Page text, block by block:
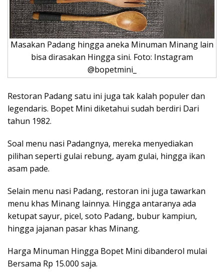
Masakan Padang hingga aneka Minuman Minang lain
bisa dirasakan Hingga sini. Foto: Instagram
@bopetmini_
Restoran Padang satu ini juga tak kalah populer dan
legendaris. Bopet Mini diketahui sudah berdiri Dari
tahun 1982.
Soal menu nasi Padangnya, mereka menyediakan
pilihan seperti gulai rebung, ayam gulai, hingga ikan
asam pade.
Selain menu nasi Padang, restoran ini juga tawarkan
menu khas Minang lainnya. Hingga antaranya ada
ketupat sayur, picel, soto Padang, bubur kampiun,
hingga jajanan pasar khas Minang.
Harga Minuman Hingga Bopet Mini dibanderol mulai
Bersama Rp 15.000 saja.